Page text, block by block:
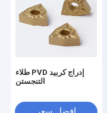
طلاء PVD إدراج كربيد
التنجستن